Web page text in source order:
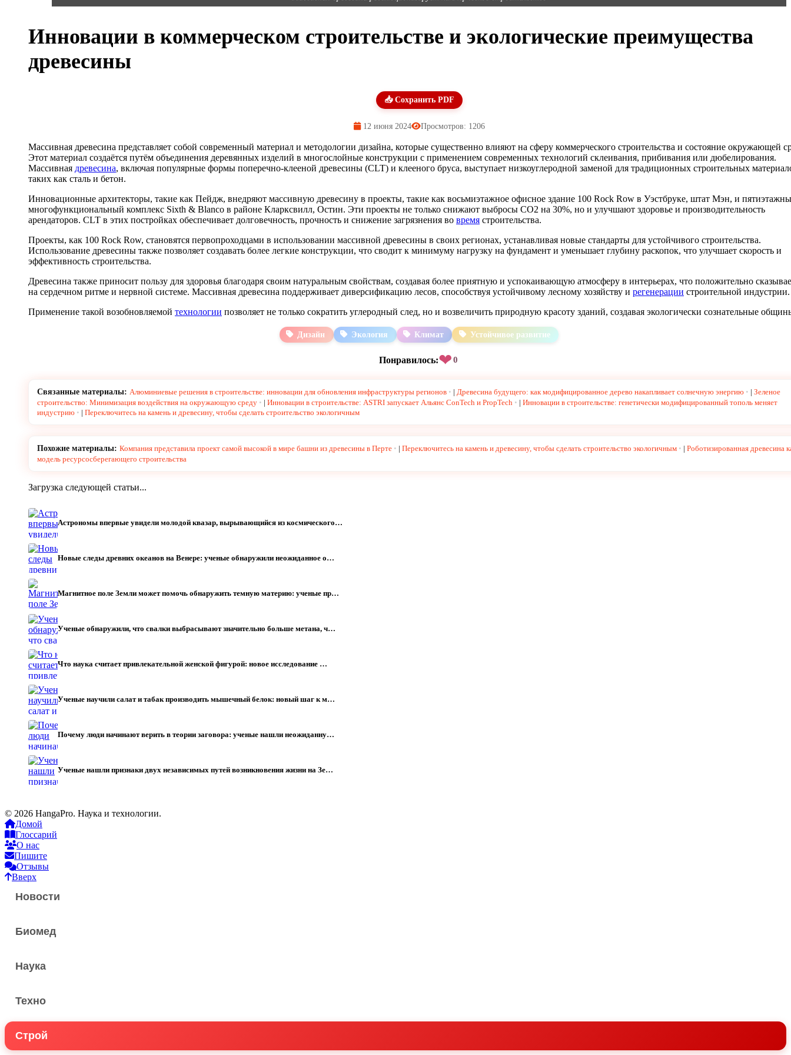
Инновации в коммерческом строительстве и экологические преимущества
древесины
📥 Сохранить PDF
12 июня 2024 Просмотров: 1206
Массивная древесина представляет собой современный материал и методологии дизайна, которые существенно влияют на сферу коммерческого строительства и состояние окружающей
Этот материал создаётся путём объединения деревянных изделий в многослойные конструкции с применением современных технологий склеивания, прибивания или дюбелирования.
Массивная древесина, включая популярные формы поперечно-клееной древесины (CLT) и клееного бруса, выступает низкоуглеродной заменой для традиционных строительных
таких как сталь и бетон.
Инновационные архитекторы, такие как Пейдж, внедряют массивную древесину в проекты, такие как восьмиэтажное офисное здание 100 Rock Row в Уэстбруке, штат Мэн, и
многофункциональный комплекс Sixth & Blanco в районе Кларксвилл, Остин. Эти проекты не только снижают выбросы CO2 на 30%, но и улучшают здоровье и производительность
арендаторов. CLT в этих постройках обеспечивает долговечность, прочность и снижение загрязнения во время строительства.
Проекты, как 100 Rock Row, становятся первопроходцами в использовании массивной древесины в своих регионах, устанавливая новые стандарты для устойчивого строительства.
Использование древесины также позволяет создавать более легкие конструкции, что сводит к минимуму нагрузку на фундамент и уменьшает глубину раскопок, что улучшает скорость и
эффективность строительства.
Древесина также приносит пользу для здоровья благодаря своим натуральным свойствам, создавая более приятную и успокаивающую атмосферу в интерьерах, что положительно
на сердечном ритме и нервной системе. Массивная древесина поддерживает диверсификацию лесов, способствуя устойчивому лесному хозяйству и регенерации строительной индустрии.
Применение такой возобновляемой технологии позволяет не только сократить углеродный след, но и возвеличить природную красоту зданий, создавая экологически сознательные
Дизайн Экология Климат Устойчивое развитие
Понравилось:❤0
Связанные материалы: Алюминиевые решения в строительстве: инновации для обновления инфраструктуры регионов | Древесина будущего: как модифицированное дерево накапливает солнечную энергию | Зеленое
строительство: Минимизация воздействия на окружающую среду
| Инновации в строительстве: ASTRI запускает Альянс ConTech и PropTech | Инновации в строительстве: генетически модифицированный тополь меняет
индустрию
| Переключитесь на камень и древесину, чтобы сделать строительство экологичным
Похожие материалы: Компания представила проект самой высокой в мире башни из древесины в Перте | Переключитесь на камень и древесину, чтобы сделать строительство экологичным | Роботизированная древесина
модель ресурсосберегающего строительства
Загрузка следующей статьи...
Астрономы впервые увидели молодой квазар, вырывающийся из космического…
Новые следы древних океанов на Венере: ученые обнаружили неожиданное о…
Магнитное поле Земли может помочь обнаружить темную материю: ученые пр…
Ученые обнаружили, что свалки выбрасывают значительно больше метана, ч…
Что наука считает привлекательной женской фигурой: новое исследование …
Ученые научили салат и табак производить мышечный белок: новый шаг к м…
Почему люди начинают верить в теории заговора: ученые нашли неожиданну…
Ученые нашли признаки двух независимых путей возникновения жизни на Зе…
© 2026 HangaPro. Наука и технологии.
Домой
Глоссарий
О нас
Пишите
Отзывы
Вверх
Новости
Биомед
Наука
Техно
Строй